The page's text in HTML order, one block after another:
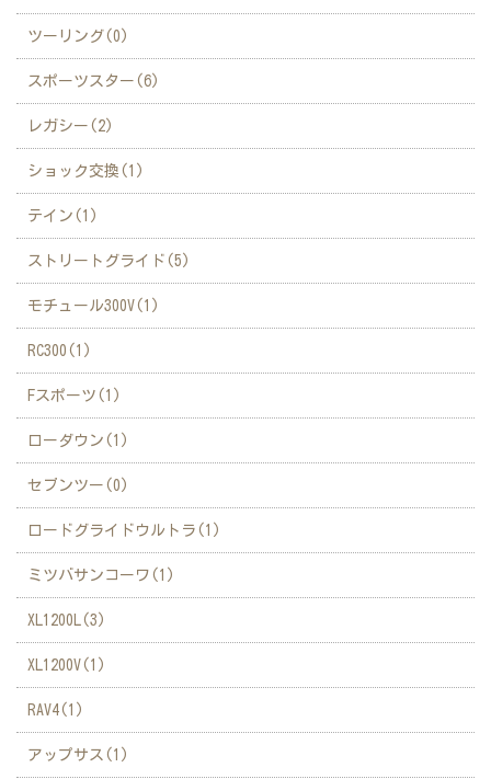
ツーリング(0)
スポーツスター(6)
レガシー(2)
ショック交換(1)
テイン(1)
ストリートグライド(5)
モチュール300V(1)
RC300(1)
Fスポーツ(1)
ローダウン(1)
セブンツー(0)
ロードグライドウルトラ(1)
ミツバサンコーワ(1)
XL1200L(3)
XL1200V(1)
RAV4(1)
アップサス(1)